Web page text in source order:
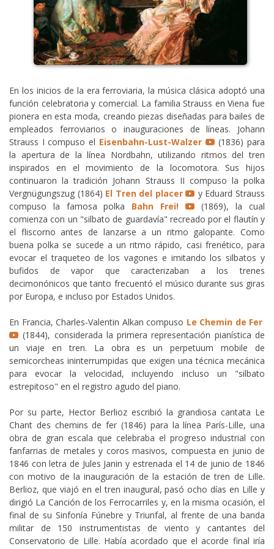
En los inicios de la era ferroviaria, la música clásica adoptó una
función celebratoria y comercial. La familia Strauss en Viena fue
pionera en esta moda, creando piezas diseñadas para bailes de
empleados ferroviarios o inauguraciones de líneas. Johann
Strauss I compuso el Eisenbahn-Lust-Walzer
(1836) para
la apertura de la línea Nordbahn, utilizando ritmos del tren
inspirados en el movimiento de la locomotora. Sus hijos
continuaron la tradición Johann Strauss II compuso la polka
Vergnügungszug (1864) El Tren del placer
y Eduard Strauss
compuso la famosa polka Bahn Frei!
(1869), la cual
comienza con un "silbato de guardavía" recreado por el flautín y
el fliscorno antes de lanzarse a un ritmo galopante. Como
buena polka se sucede a un ritmo rápido, casi frenético, para
evocar el traqueteo de los vagones e imitando los silbatos y
bufidos de vapor que caracterizaban a los trenes
decimonónicos que tanto frecuentó el músico durante sus giras
por Europa, e incluso por Estados Unidos.
En Francia, Charles-Valentin Alkan compuso Le Chemin de Fer
(1844), considerada la primera representación pianística de
un viaje en tren. La obra es un perpetuum mobile de
semicorcheas ininterrumpidas que exigen una técnica mecánica
para evocar la velocidad, incluyendo incluso un "silbato
estrepitoso" en el registro agudo del piano.
Por su parte, Hector Berlioz escribió la grandiosa cantata Le
Chant des chemins de fer (1846) para la línea París-Lille, una
obra de gran escala que celebraba el progreso industrial con
fanfarrias de metales y coros masivos, compuesta en junio de
1846 con letra de Jules Janin y estrenada el 14 de junio de 1846
con motivo de la inauguración de la estación de tren de Lille.
Berlioz, que viajó en el tren inaugural, pasó ocho días en Lille y
dirigió La Canción de los Ferrocarriles y, en la misma ocasión, el
final de su Sinfonía Fúnebre y Triunfal, al frente de una banda
militar de 150 instrumentistas de viento y cantantes del
Conservatorio de Lille. Había acordado que el acorde final iría